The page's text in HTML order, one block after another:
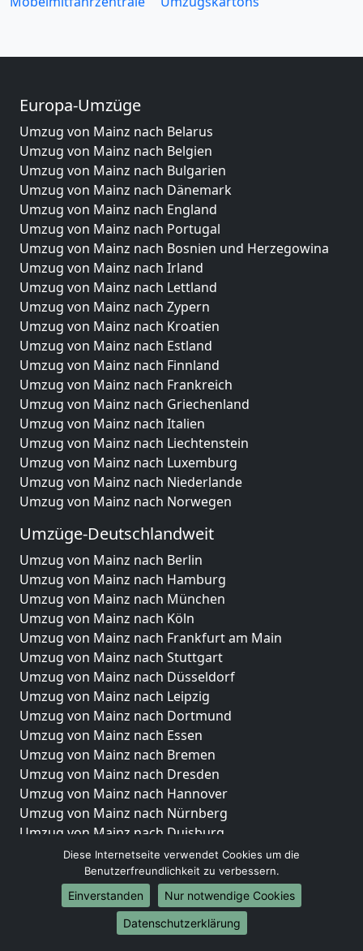
Europa-Umzüge
Umzug von Mainz nach Belarus
Umzug von Mainz nach Belgien
Umzug von Mainz nach Bulgarien
Umzug von Mainz nach Dänemark
Umzug von Mainz nach England
Umzug von Mainz nach Portugal
Umzug von Mainz nach Bosnien und Herzegowina
Umzug von Mainz nach Irland
Umzug von Mainz nach Lettland
Umzug von Mainz nach Zypern
Umzug von Mainz nach Kroatien
Umzug von Mainz nach Estland
Umzug von Mainz nach Finnland
Umzug von Mainz nach Frankreich
Umzug von Mainz nach Griechenland
Umzug von Mainz nach Italien
Umzug von Mainz nach Liechtenstein
Umzug von Mainz nach Luxemburg
Umzug von Mainz nach Niederlande
Umzug von Mainz nach Norwegen
Umzüge-Deutschlandweit
Umzug von Mainz nach Berlin
Umzug von Mainz nach Hamburg
Umzug von Mainz nach München
Umzug von Mainz nach Köln
Umzug von Mainz nach Frankfurt am Main
Umzug von Mainz nach Stuttgart
Umzug von Mainz nach Düsseldorf
Umzug von Mainz nach Leipzig
Umzug von Mainz nach Dortmund
Umzug von Mainz nach Essen
Umzug von Mainz nach Bremen
Umzug von Mainz nach Dresden
Umzug von Mainz nach Hannover
Umzug von Mainz nach Nürnberg
Umzug von Mainz nach Duisburg
Umzug von Mainz nach Bochum
Umzug von Mainz nach Wuppertal
Umzug von Mainz nach Bielefeld
Umzug von Mainz nach Bonn
Umzug von Mainz nach Münster
Diese Internetseite verwendet Cookies um die
Benutzerfreundlichkeit zu verbessern.
Einverstanden
Nur notwendige Cookies
Datenschutzerklärung